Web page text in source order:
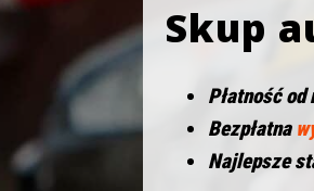
Skup
Płatność od
Bezpłatna
Najlepsze